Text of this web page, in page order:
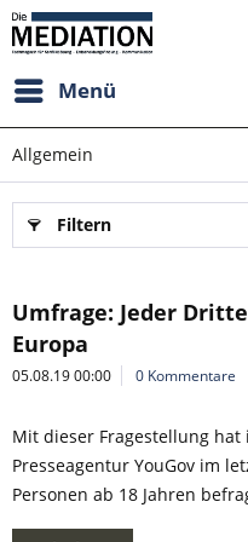
Menü
Allgemein
Filtern
Umfrage: Jeder
Europa
05.08.19 00:00 0 Kommentare
Mit dieser Fragestellung
Presseagentur YouGov im
Personen ab 18 Jahren